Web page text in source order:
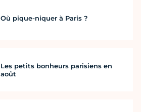
Où pique-niquer à Paris ?
Les petits bonheurs parisiens en
août